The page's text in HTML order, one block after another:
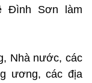
Đình Sơn làm
Nhà nước, các
ương, các địa